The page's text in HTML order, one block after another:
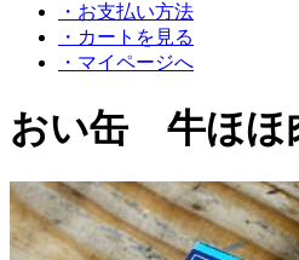
・お支払い方法
・カートを見る
・マイページへ
おい缶 牛ほほ